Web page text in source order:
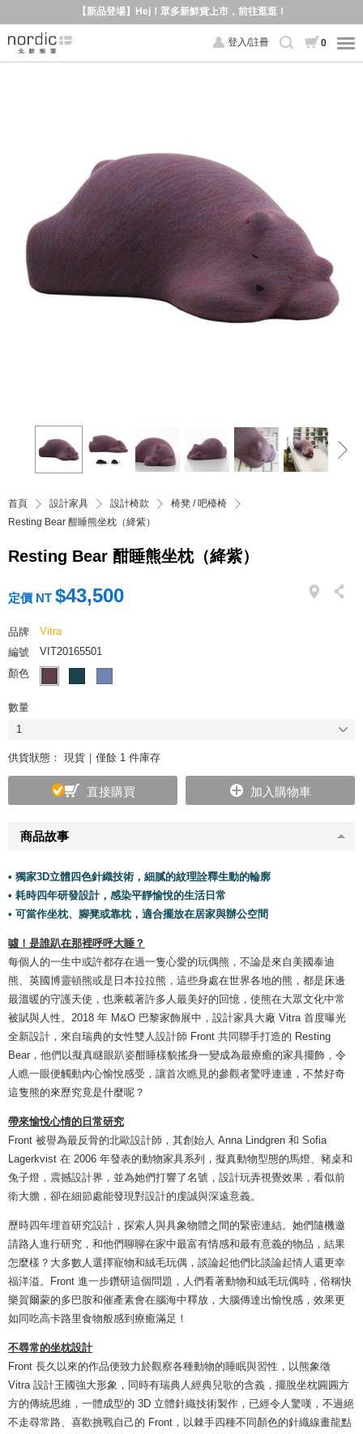
【新品登場】Hej！眾多新鮮貨上市，前往逛逛！
登入/註冊 0
首頁 設計家具 設計椅款
椅凳 / 吧檯椅
Resting Bear 酣睡熊坐枕（絳紫）
Resting Bear 酣睡熊坐枕（絳紫）
商品故事
• 獨家3D立體四色針織技術，細膩的紋理詮釋生動的輪廓
• 耗時四年研發設計，感染平靜愉悅的生活日常
• 可當作坐枕、腳凳或靠枕，適合擺放在居家與辦公空間
噓！是誰趴在那裡呼呼大睡？
每個人的一生中或許都存在過一隻心愛的玩偶熊，不論是來自美國泰迪
熊、英國博靈頓熊或是日本拉拉熊，這些身處在世界各地的熊，都是床邊
最溫暖的守護天使，也乘載著許多人最美好的回憶，使熊在大眾文化中常
被賦與人性。2018 年 M&O 巴黎家飾展中，設計家具大廠 Vitra 首度曝光
全新設計，來自瑞典的女性雙人設計師 Front 共同聯手打造的 Resting
Bear，他們以擬真瞇眼趴姿酣睡樣貌搖身一變成為最療癒的家具擺飾，令
人瞧一眼便觸動內心愉悅感受，讓首次瞧見的參觀者驚呼連連，不禁好奇
這隻熊的來歷究竟是什麼呢？
帶來愉悅心情的日常研究
Front 被譽為最反骨的北歐設計師，其創始人 Anna Lindgren 和 Sofia
Lagerkvist 在 2006 年發表的動物家具系列，擬真動物型態的馬燈、豬桌和
兔子燈，震撼設計界，並為她們打響了名號，設計玩弄視覺效果，看似前
衛大膽，卻在細節處能發現對設計的虔誠與深遠意義。
歷時四年埋首研究設計，探索人與具象物體之間的緊密連結。她們隨機邀
請路人進行研究，和他們聊聊在家中最富有情感和最有意義的物品，結果
怎麼樣？大多數人選擇寵物和絨毛玩偶，談論起他們比談論起情人還更幸
福洋溢。Front 進一步鑽研這個問題，人們看著動物和絨毛玩偶時，俗稱快
樂賀爾蒙的多巴胺和催產素會在腦海中釋放，大腦傳達出愉悅感，效果更
如同吃高卡路里食物般感到療癒滿足！
不尋常的坐枕設計
Front 長久以來的作品便致力於觀察各種動物的睡眠與習性，以熊象徵
Vitra 設計王國強大形象，同時有瑞典人經典兒歌的含義，擺脫坐枕圓圓方
方的傳統思維，一體成型的 3D 立體針織技術製作，已經令人驚嘆，不過絕
不走尋常路、喜歡挑戰自己的 Front，以棘手四種不同顏色的針織線畫龍點
定價 NT $43,500
品牌
Vitra
編號
VIT20165501
顏色
數量
1
供貨狀態： 現貨｜僅餘 1 件庫存
直接購買 加入購物車